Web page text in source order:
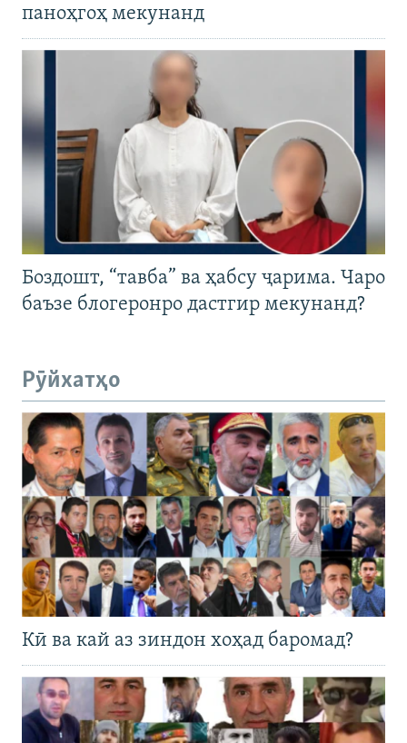
паноҳгоҳ мекунанд
Боздошт, “тавба” ва ҳабсу ҷарима. Чаро
баъзе блогеронро дастгир мекунанд?
Рӯйхатҳо
Кӣ ва кай аз зиндон хоҳад баромад?